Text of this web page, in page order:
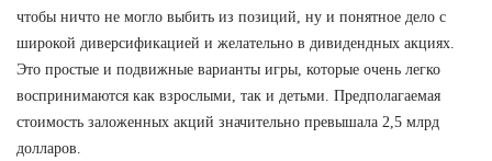
чтобы ничто не могло выбить из позиций, ну и понятное дело с
широкой диверсификацией и желательно в дивидендных акциях.
Это простые и подвижные варианты игры, которые очень легко
воспринимаются как взрослыми, так и детьми. Предполагаемая
стоимость заложенных акций значительно превышала 2,5 млрд
долларов.